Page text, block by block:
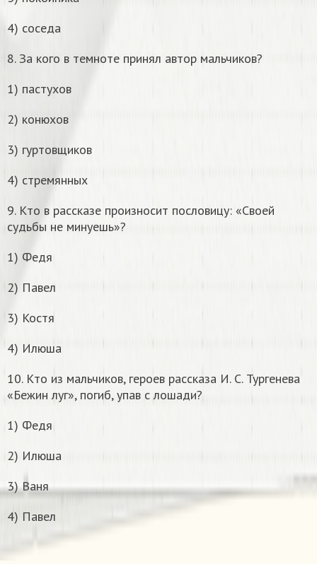
4) соседа
8. За кого в темноте принял автор мальчиков?
1) пастухов
2) конюхов
3) гуртовщиков
4) стремянных
9. Кто в рассказе произносит пословицу: «Своей
судьбы не минуешь»?
1) Федя
2) Павел
3) Костя
4) Илюша
10. Кто из мальчиков, героев рассказа И. С. Тургенева
«Бежин луг», погиб, упав с лошади?
1) Федя
2) Илюша
3) Ваня
4) Павел